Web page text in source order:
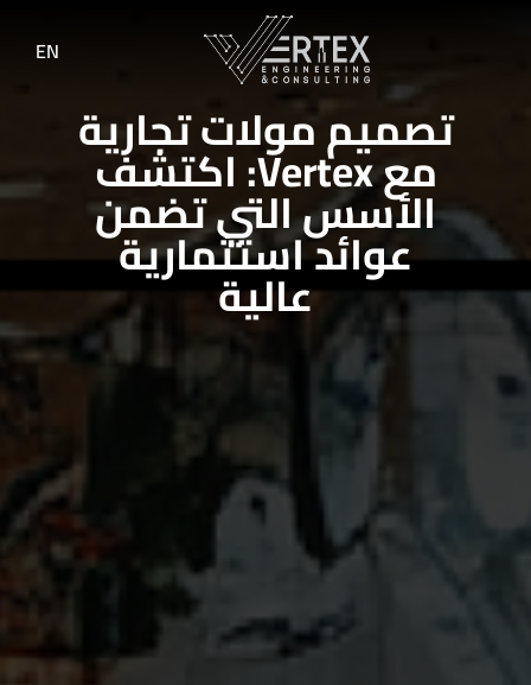
تصميم مولات تجارية
مع Vertex: اكتشف
الأسس التي تضمن
عوائد استثمارية
عالية